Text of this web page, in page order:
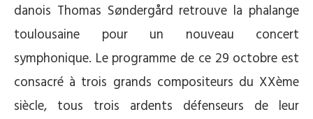
danois Thomas Søndergård retrouve la phalange
toulousaine pour un nouveau concert
symphonique. Le programme de ce 29 octobre est
consacré à trois grands compositeurs du XXème
siècle, tous trois ardents défenseurs de leur